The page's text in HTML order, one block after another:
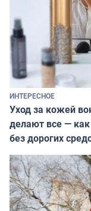
ИНТЕРЕСНОЕ
Уход за кожей
делают все —
без дорогих